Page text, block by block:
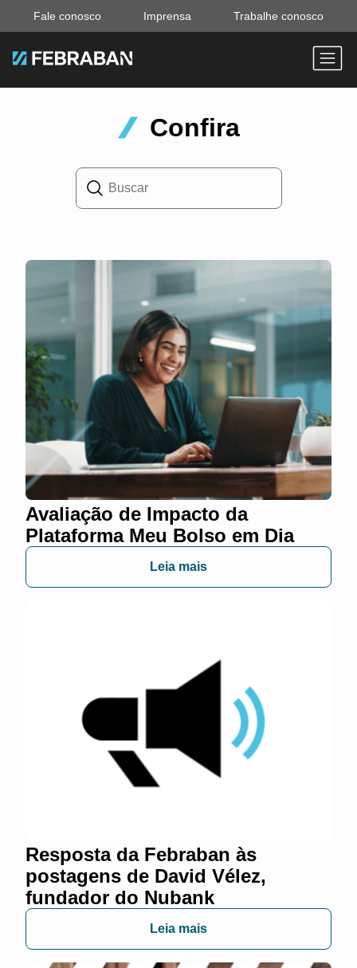
Fale conosco Imprensa Trabalhe conosco
Confira
Avaliação de Impacto da
Plataforma Meu Bolso em Dia
Leia mais
Resposta da Febraban às
postagens de David Vélez,
fundador do Nubank
Leia mais